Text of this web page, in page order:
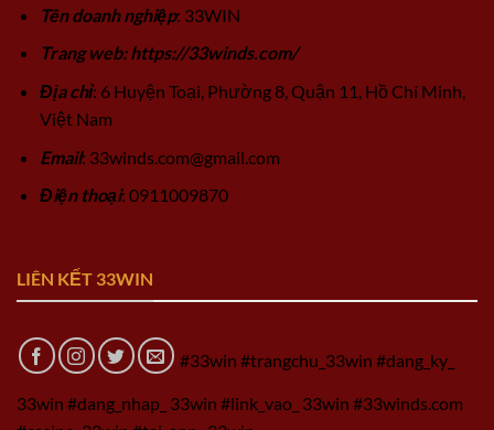
Tên doanh nghiệp: 33WIN
Trang web: https://33winds.com/
Địa chỉ: 6 Huyện Toại, Phường 8, Quận 11, Hồ Chí Minh,
Việt Nam
Email: 33winds.com@gmail.com
Điện thoại: 0911009870
LIÊN KẾT 33WIN
#33win #trangchu_33win #dang_ky_
33win #dang_nhap_ 33win #link_vao_ 33win #33winds.com